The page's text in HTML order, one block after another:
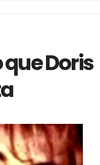
Doris